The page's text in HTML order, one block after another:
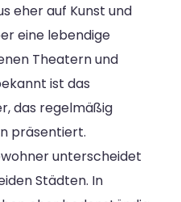
eher auf Kunst und
eine lebendige
Theatern und
ist das
das regelmäßig
präsentiert.
unterscheidet
Städten. In